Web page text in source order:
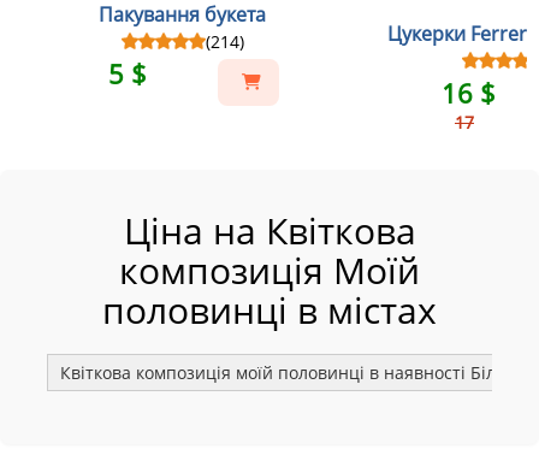
Пакування букета
(214)
5 $
Цукерки
16 $
17
Ціна на Квіткова
композиція Моїй
половинці в містах
Квіткова композиція моїй половинці в наявності Біла